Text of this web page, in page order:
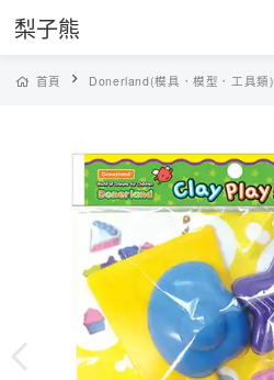
梨子熊
首頁 Donerland(模具．模型．工具類)